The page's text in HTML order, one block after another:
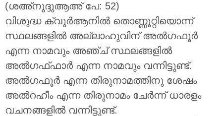
(ശഅ്നുദ്ദുആഅ് പേ: 52)
വിശുദ്ധ ക്വുർആനിൽ തൊണ്ണൂറ്റിയൊന്ന്
സ്ഥലങ്ങളിൽ അല്ലാഹുവിന് അൽഗഫൂർ
എന്ന നാമവും അഞ്ച് സ്ഥലങ്ങളിൽ
അൽഗഫ്ഫാർ എന്ന നാമവും വന്നിട്ടുണ്ട്.
അൽഗഫൂർ എന്ന തിരുനാമത്തിനു ശേഷം
അൽറഹീം എന്ന തിരുനാമം ചേർന്ന് ധാരളം
വചനങ്ങളിൽ വന്നിട്ടുണ്ട്.